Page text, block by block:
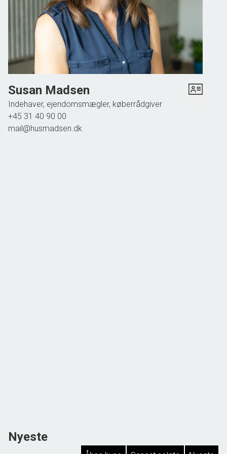
Et charmerende sommerhus med en attraktiv beliggenhed
tæt på vandet – perfekt til dig, der drømmer om
afslappende dage ved Roskilde Fjord.
Susan Madsen
Indehaver, ejendomsmægler, køberrådgiver
+45 31 40 90 00
mail@husmadsen.dk
Nyeste